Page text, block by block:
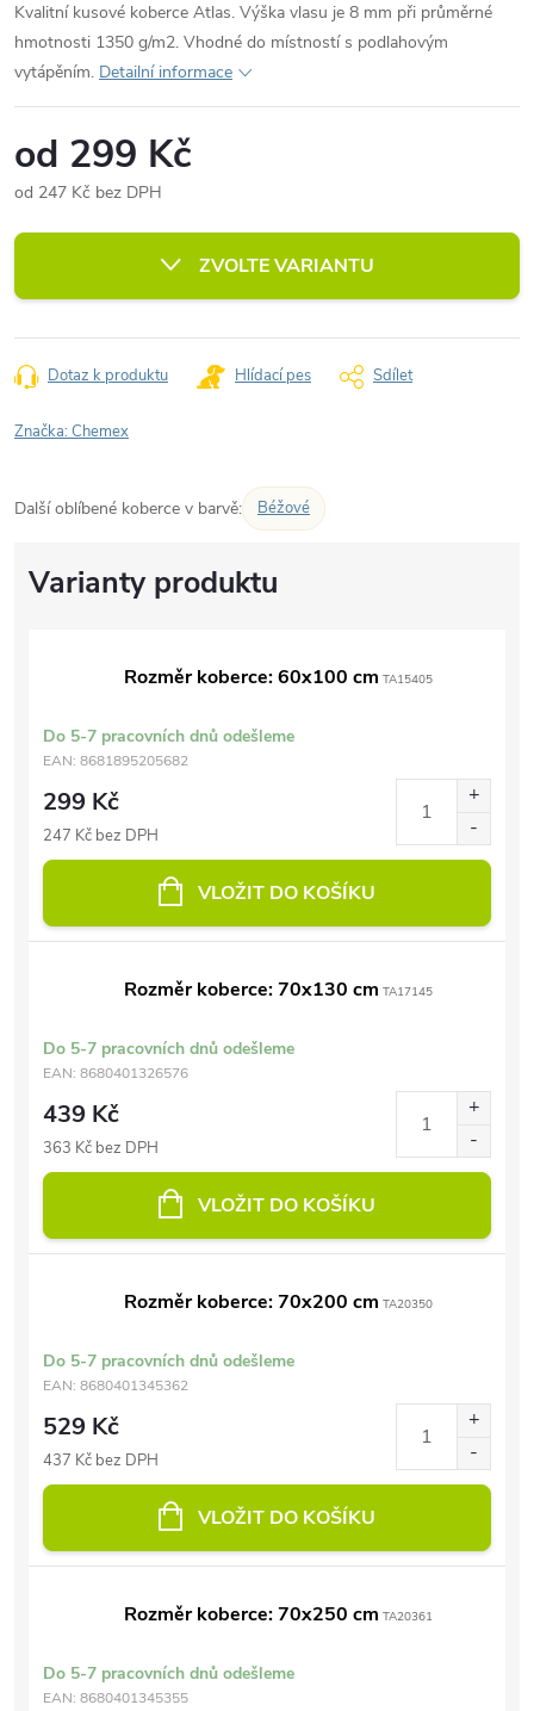
Kvalitní kusové koberce Atlas. Výška vlasu je 8 mm při průměrné
hmotnosti 1350 g/m2. Vhodné do místností s podlahovým
vytápěním. Detailní informace
od 299 Kč
od 247 Kč bez DPH
cena:
ZVOLTE VARIANTU
Dotaz k produktu Hlídací pes Sdílet
Značka:Chemex
Další oblíbené koberce v barvě: Béžové
Rozměr koberce: 60x100 cm TA15405
Do 5-7 pracovních dnů odešleme
EAN: 8681895205682
299 Kč
247 Kč bez DPH
VLOŽIT DO KOŠÍKU
Rozměr koberce: 70x130 cm TA17145
Do 5-7 pracovních dnů odešleme
EAN: 8680401326576
439 Kč
363 Kč bez DPH
VLOŽIT DO KOŠÍKU
Rozměr koberce: 70x200 cm TA20350
Do 5-7 pracovních dnů odešleme
EAN: 8680401345362
529 Kč
437 Kč bez DPH
VLOŽIT DO KOŠÍKU
Rozměr koberce: 70x250 cm TA20361
Do 5-7 pracovních dnů odešleme
EAN: 8680401345355